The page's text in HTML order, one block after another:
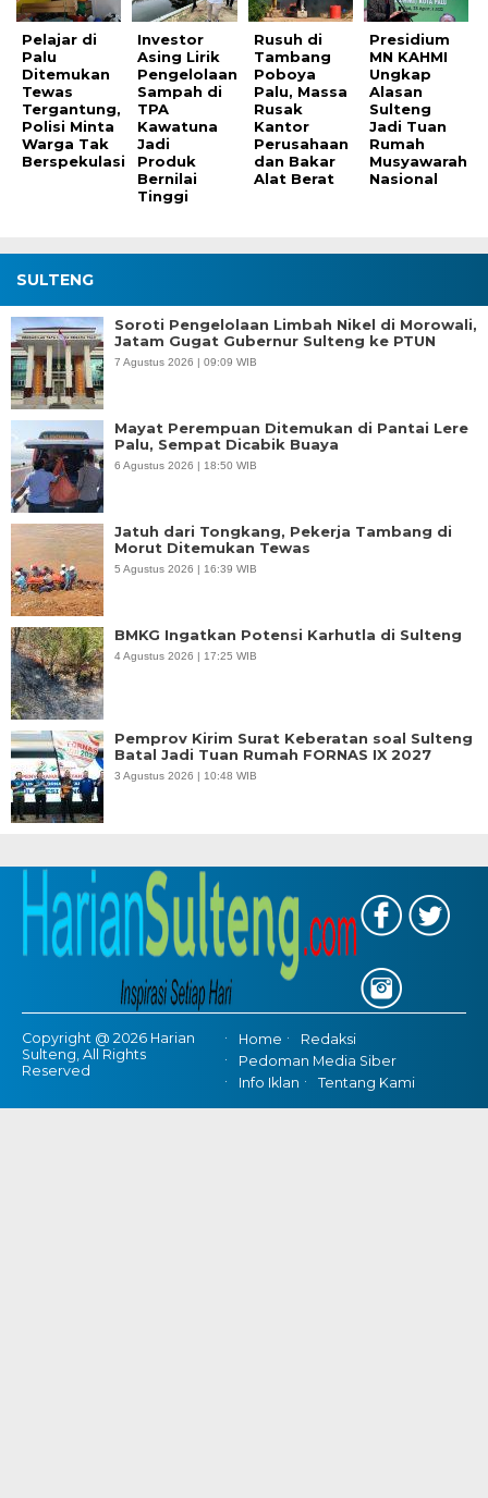
Pelajar di
Palu
Ditemukan
Tewas
Tergantung,
Polisi Minta
Warga Tak
Berspekulasi
Investor
Asing Lirik
Pengelolaan
Sampah di
TPA
Kawatuna
Jadi
Produk
Bernilai
Tinggi
Rusuh di
Tambang
Poboya
Palu, Massa
Rusak
Kantor
Perusahaan
dan Bakar
Alat Berat
Presidium
MN KAHMI
Ungkap
Alasan
Sulteng
Jadi Tuan
Rumah
Musyawarah
Nasional
SULTENG
Soroti Pengelolaan Limbah Nikel di Morowali,
Jatam Gugat Gubernur Sulteng ke PTUN
7 Agustus 2026 | 09:09 WIB
Mayat Perempuan Ditemukan di Pantai Lere
Palu, Sempat Dicabik Buaya
6 Agustus 2026 | 18:50 WIB
Jatuh dari Tongkang, Pekerja Tambang di
Morut Ditemukan Tewas
5 Agustus 2026 | 16:39 WIB
BMKG Ingatkan Potensi Karhutla di Sulteng
4 Agustus 2026 | 17:25 WIB
Pemprov Kirim Surat Keberatan soal Sulteng
Batal Jadi Tuan Rumah FORNAS IX 2027
3 Agustus 2026 | 10:48 WIB
Copyright @ 2026 Harian
Sulteng, All Rights
Reserved
Home
Redaksi
Pedoman Media Siber
Info Iklan
Tentang Kami